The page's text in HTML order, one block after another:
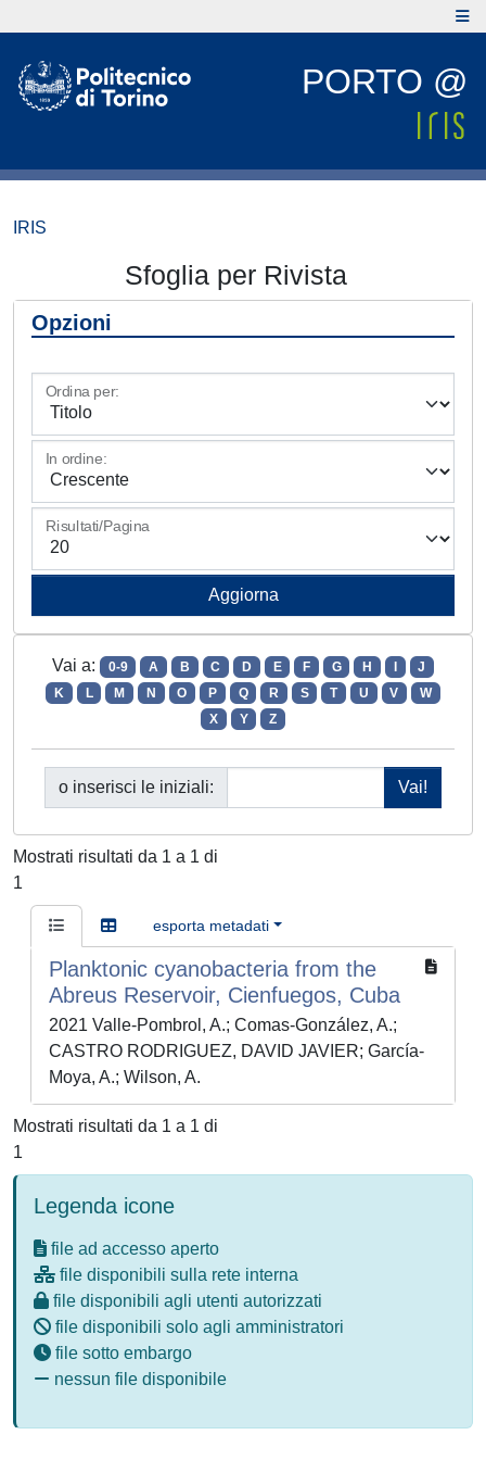
PORTO @
IRIS
Sfoglia per Rivista
Opzioni
Ordina per:
In ordine:
Risultati/Pagina
Vai a: 0-9 A B C D E F G H
J
K
L M N O P Q R S T U V
W
X
Y Z
o inserisci le iniziali:
Mostrati risultati da 1 a 1 di
1
esporta metadati
Planktonic cyanobacteria from the
Abreus Reservoir, Cienfuegos, Cuba
2021 Valle-Pombrol, A.; Comas-González, A.;
CASTRO RODRIGUEZ, DAVID JAVIER; García-
Moya, A.; Wilson, A.
Mostrati risultati da 1 a 1 di
1
Legenda icone
file ad accesso aperto
file disponibili sulla rete interna
file disponibili agli utenti autorizzati
file disponibili solo agli amministratori
file sotto embargo
nessun file disponibile